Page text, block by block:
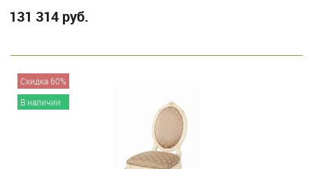
131 314 руб.
Скидка 60%
В наличии